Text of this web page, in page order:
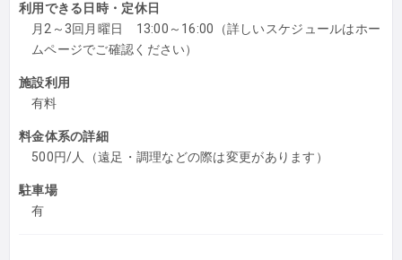
利用できる日時・定休日
月2～3回月曜日 13:00～16:00（詳しいスケジュールはホー
ムページでご確認ください）
施設利用
有料
料金体系の詳細
500円/人（遠足・調理などの際は変更があります）
駐車場
有